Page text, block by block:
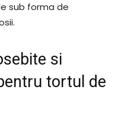
sub forma de
si
tortul de